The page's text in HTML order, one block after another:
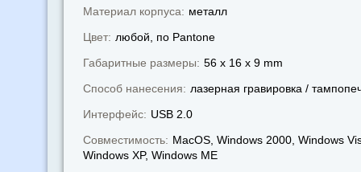
Материал корпуса: металл
Цвет: любой, по Pantone
Габаритные размеры: 56 x 16 x 9 mm
Способ нанесения: лазерная гравировка /
Интерфейс: USB 2.0
Совместимость: MacOS, Windows 2000, Windows
Windows XP, Windows МЕ